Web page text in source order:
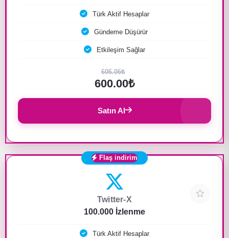
Türk Aktif Hesaplar
Gündeme Düşürür
Etkileşim Sağlar
606.06₺
600.00₺
Satın Al
Flaş indirim
Twitter-X
100.000 İzlenme
Türk Aktif Hesaplar